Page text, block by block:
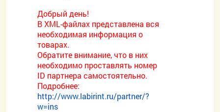
Добрый день!
В XML-файлах представлена вся
необходимая информация о
товарах.
Обратите внимание, что в них
необходимо проставлять номер
ID партнера самостоятельно.
Подробнее:
http://www.labirint.ru/partner/?
w=ins